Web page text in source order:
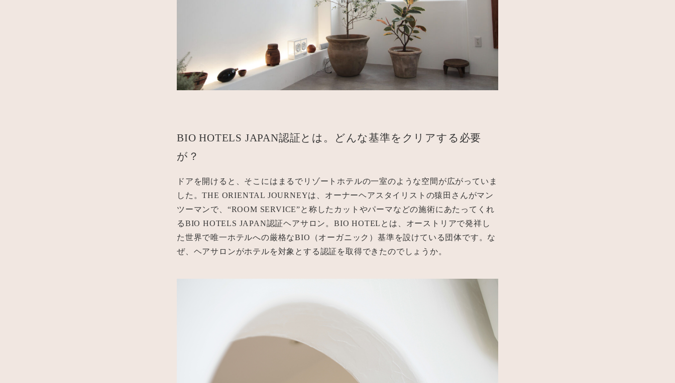
BIO HOTELS JAPAN認証とは。どんな基準をクリアする必要
が？
ドアを開けると、そこにはまるでリゾートホテルの一室のような空間が広がっていま
した。THE ORIENTAL JOURNEYは、オーナーヘアスタイリストの猿田さんがマン
ツーマンで、“ROOM SERVICE”と称したカットやパーマなどの施術にあたってくれ
るBIO HOTELS JAPAN認証ヘアサロン。BIO HOTELとは、オーストリアで発祥し
た世界で唯一ホテルへの厳格なBIO（オーガニック）基準を設けている団体です。な
ぜ、ヘアサロンがホテルを対象とする認証を取得できたのでしょうか。